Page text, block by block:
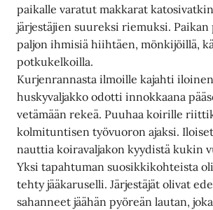
paikalle varatut makkarat katosivatkin
järjestäjien suureksi riemuksi. Paikan
paljon ihmisiä hiihtäen, mönkijöillä,
potkukelkoilla.
Kurjenrannasta ilmoille kajahti
huskyvaljakko odotti innokkaana
vetämään rekeä. Puuhaa koirille
kolmituntisen työvuoron ajaksi.
nauttia koiravaljakon kyydistä kukin
Yksi tapahtuman suosikkikohteista
tehty jääkaruselli. Järjestäjät olivat
sahanneet jäähän pyöreän lautan,